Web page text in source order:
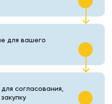
для вашего
согласования,